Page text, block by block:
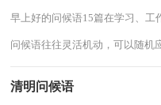
早上好的问候语15篇在学习、工
问候语往往灵活机动，可以随机
清明问候语